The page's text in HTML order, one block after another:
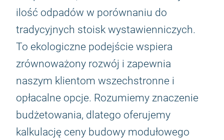
ilość odpadów w porównaniu do
tradycyjnych stoisk wystawienniczych.
To ekologiczne podejście wspiera
zrównoważony rozwój i zapewnia
naszym klientom wszechstronne i
opłacalne opcje. Rozumiemy znaczenie
budżetowania, dlatego oferujemy
kalkulację ceny budowy modułowego